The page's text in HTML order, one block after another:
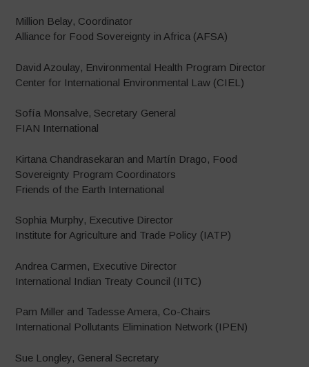
​​Million Belay, Coordinator
Alliance for Food Sovereignty in Africa (AFSA)
David Azoulay, Environmental Health Program Director
Center for International Environmental Law (CIEL)
Sofía Monsalve, Secretary General
FIAN International
Kirtana Chandrasekaran and Martín Drago, Food
Sovereignty Program Coordinators
Friends of the Earth International
Sophia Murphy, Executive Director
Institute for Agriculture and Trade Policy (IATP)
Andrea Carmen, Executive Director
International Indian Treaty Council (IITC)
Pam Miller and Tadesse Amera, Co-Chairs
International Pollutants Elimination Network (IPEN)
Sue Longley, General Secretary